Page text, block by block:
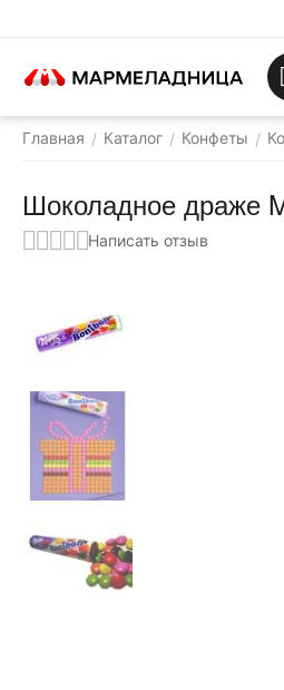
Главная / Каталог / Конфеты /
Шоколадное драже
Написать отзыв